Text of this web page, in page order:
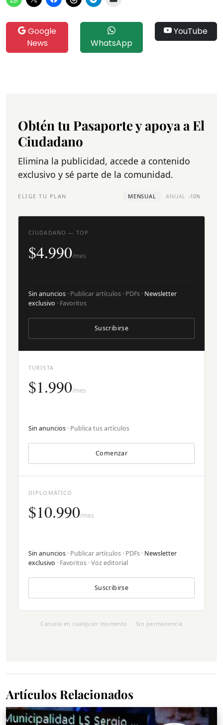
Google
News
WhatsApp
YouTube
Obtén tu Pasaporte y apoya a El
Ciudadano
Elimina la publicidad, accede a contenido
exclusivo y sé parte de la comunidad.
ELIGE TU PLAN MENSUAL ANUAL -10%
TURISTA
$1.990/mes
Sin anuncios · Publica tus artículos
Comenzar
CIUDADANO — TOP
$4.990/mes
Sin anuncios · Publicar artículos · PDFs · Newsletter
exclusivo · Favoritos
Suscribirse
DIPLOMÁTICO
$10.990/mes
Sin anuncios · Publicar artículos · PDFs · Newsletter
exclusivo · Favoritos · Voz editorial
Suscribirse
Cancela en cualquier momento · Sin permanencia
Artículos Relacionados